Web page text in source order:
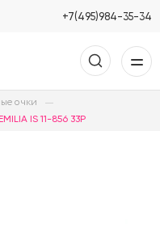
+7(495)984-35-34
очки
IS 11-856 33P